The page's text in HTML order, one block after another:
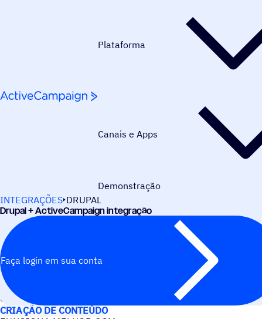
Plataforma
Canais e Apps
Demonstração
INTEGRAÇÕES DRUPAL
Drupal + ActiveCampaign integração
Faça login em sua conta
CASOS DE USO
CRIAÇÃO DE CONTEÚDO